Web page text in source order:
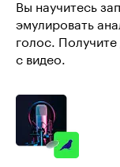
Вы научитесь
эмулировать
голос.
с видео.